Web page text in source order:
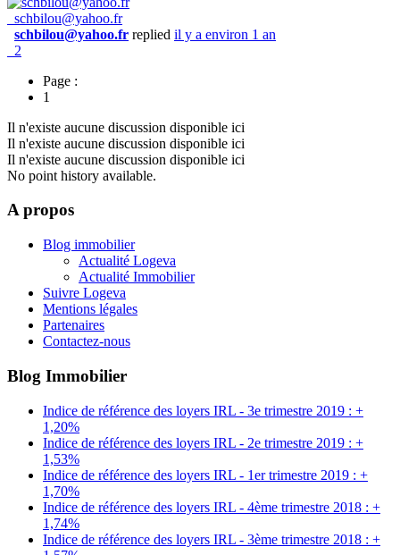
schbilou@yahoo.fr
schbilou@yahoo.fr replied il y a environ 1 an
2
Page :
1
Il n'existe aucune discussion disponible ici
Il n'existe aucune discussion disponible ici
Il n'existe aucune discussion disponible ici
No point history available.
A propos
Blog immobilier
Actualité Logeva
Actualité Immobilier
Suivre Logeva
Mentions légales
Partenaires
Contactez-nous
Blog Immobilier
Indice de référence des loyers IRL - 3e trimestre 2019 : +
1,20%
Indice de référence des loyers IRL - 2e trimestre 2019 : +
1,53%
Indice de référence des loyers IRL - 1er trimestre 2019 : +
1,70%
Indice de référence des loyers IRL - 4ème trimestre 2018 : +
1,74%
Indice de référence des loyers IRL - 3ème trimestre 2018 : +